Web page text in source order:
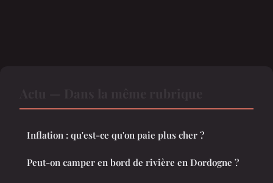
Inflation : qu'est-ce qu'on paie plus cher ?
Peut-on camper en bord de rivière en Dordogne ?